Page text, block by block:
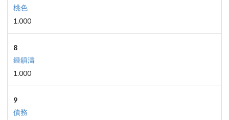
桃色
1.000
8
鍾鎮濤
1.000
9
債務